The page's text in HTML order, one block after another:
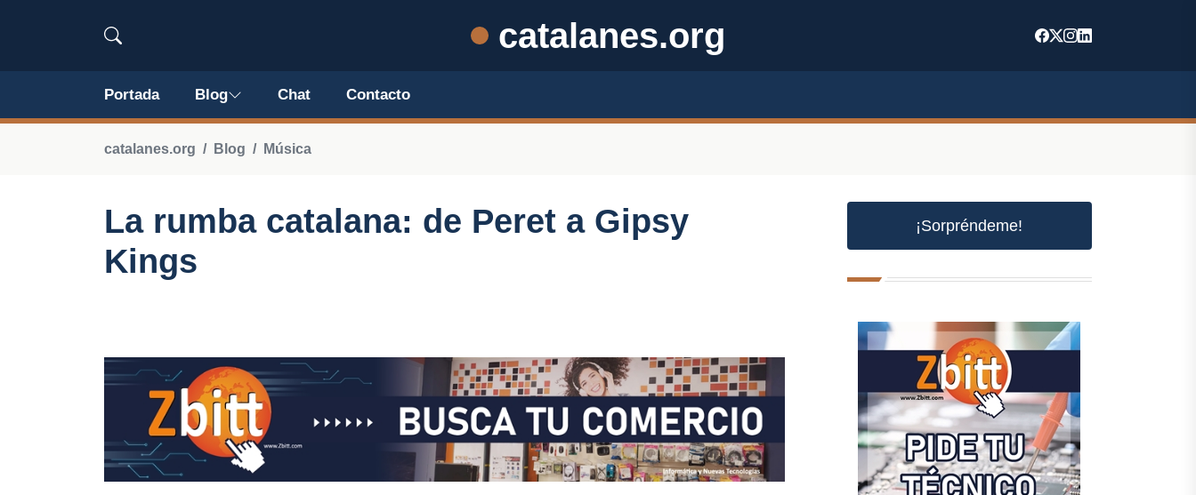
catalanes.org
Portada Blog Chat Contacto
catalanes.org Blog Música
La rumba catalana: de Peret a Gipsy
Kings
¡Sorpréndeme!